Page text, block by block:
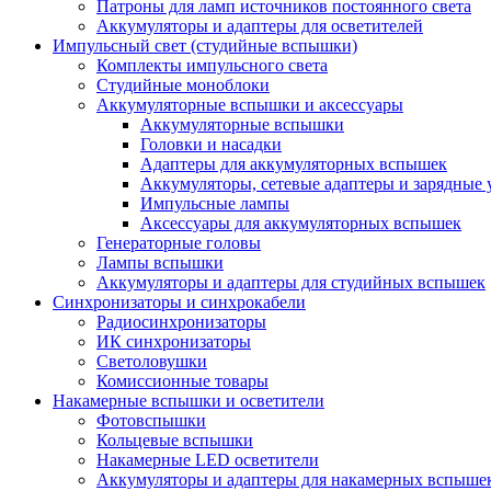
Патроны для ламп источников постоянного света
Аккумуляторы и адаптеры для осветителей
Импульсный свет (студийные вспышки)
Комплекты импульсного света
Студийные моноблоки
Аккумуляторные вспышки и аксессуары
Аккумуляторные вспышки
Головки и насадки
Адаптеры для аккумуляторных вспышек
Аккумуляторы, сетевые адаптеры и зарядные
Импульсные лампы
Аксессуары для аккумуляторных вспышек
Генераторные головы
Лампы вспышки
Аккумуляторы и адаптеры для студийных вспышек
Синхронизаторы и синхрокабели
Радиосинхронизаторы
ИК синхронизаторы
Светоловушки
Комиссионные товары
Накамерные вспышки и осветители
Фотовспышки
Кольцевые вспышки
Накамерные LED осветители
Аккумуляторы и адаптеры для накамерных